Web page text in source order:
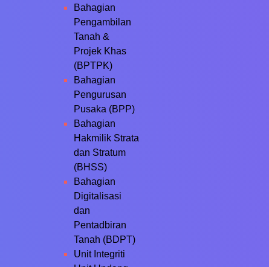
Bahagian
Pengambilan
Tanah &
Projek Khas
(BPTPK)
Bahagian
Pengurusan
Pusaka (BPP)
Bahagian
Hakmilik Strata
dan Stratum
(BHSS)
Bahagian
Digitalisasi
dan
Pentadbiran
Tanah (BDPT)
Unit Integriti